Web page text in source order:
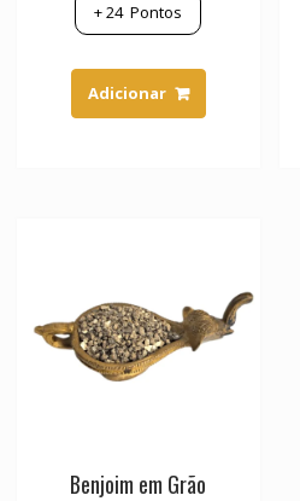
+24Pontos
Adicionar
Benjoim em Grão